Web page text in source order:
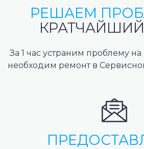
РЕШАЕМ
За 1 час устраним проблему на
необходим ремонт в